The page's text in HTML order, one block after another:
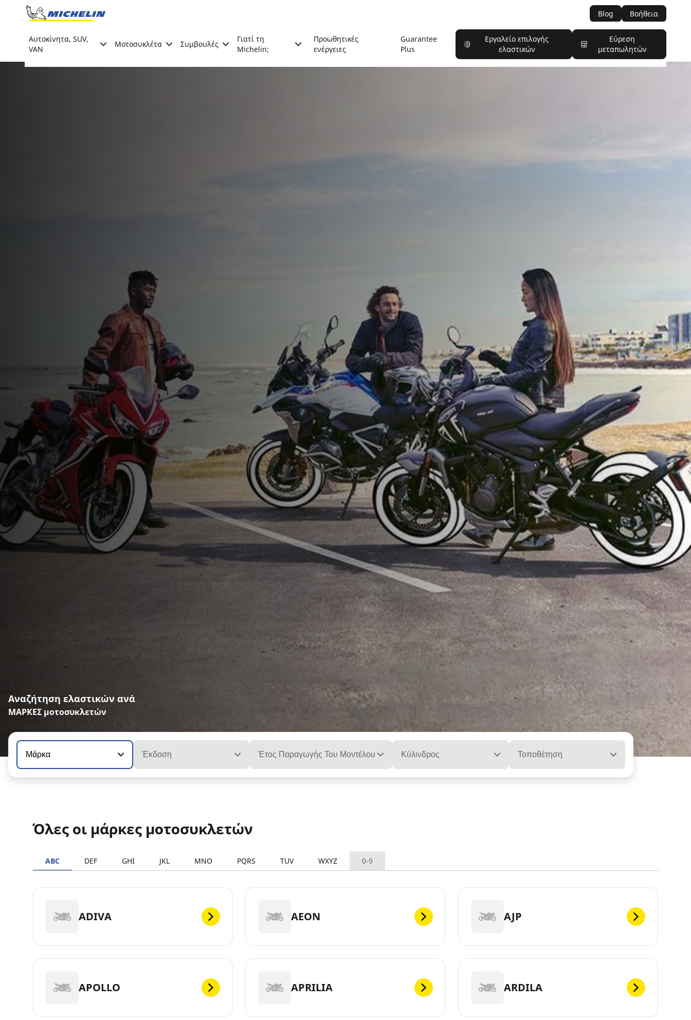
Go to page content
Blog Βοήθεια
Αυτοκίνητα, SUV,
VAN
Μοτοσυκλέτα Συμβουλές
Γιατί τη
Michelin;
Προωθητικές
ενέργειες
Guarantee
Plus
Εργαλείο επιλογής
ελαστικών
Εύρεση
μεταπωλητών
Αναζήτηση ελαστικών ανά
ΜΑΡΚΕΣ μοτοσυκλετών
Μάρκα Έκδοση Έτος Παραγωγής Του Μοντέλου Κύλινδρος Τοποθέτηση
Όλες οι μάρκες μοτοσυκλετών
ABC DEF GHI JKL MNO PQRS TUV WXYZ 0-9
ADIVA AEON AJP
APOLLO APRILIA ARDILA